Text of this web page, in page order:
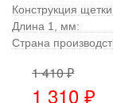
Конструкция
Длина 1, мм:
Страна
1 410 ₽
1 310 ₽